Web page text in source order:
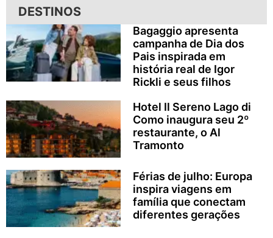
DESTINOS
Bagaggio apresenta
campanha de Dia dos
Pais inspirada em
história real de Igor
Rickli e seus filhos
Hotel Il Sereno Lago di
Como inaugura seu 2º
restaurante, o Al
Tramonto
Férias de julho: Europa
inspira viagens em
família que conectam
diferentes gerações